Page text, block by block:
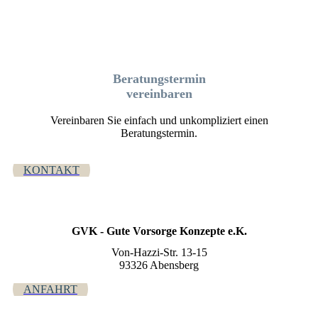
Beratungstermin
vereinbaren
Vereinbaren Sie einfach und unkompliziert einen
Beratungstermin.
KONTAKT
GVK - Gute Vorsorge Konzepte e.K.
Von-Hazzi-Str. 13-15
93326 Abensberg
ANFAHRT